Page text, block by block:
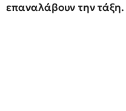
επαναλάβουν την τάξη.